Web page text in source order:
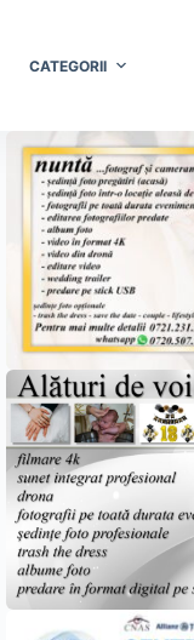
CATEGORII